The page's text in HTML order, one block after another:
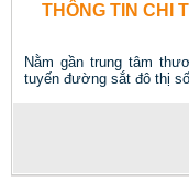
THÔNG TIN CHI
Nằm gần trung tâm
tuyến đường sắt đô thị